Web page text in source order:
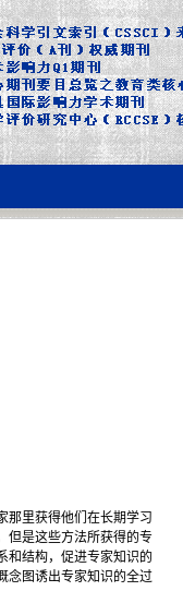
那里获得他们在长期学习
但是这些方法所获得的专
和结构，促进专家知识的
念图诱出专家知识的全过